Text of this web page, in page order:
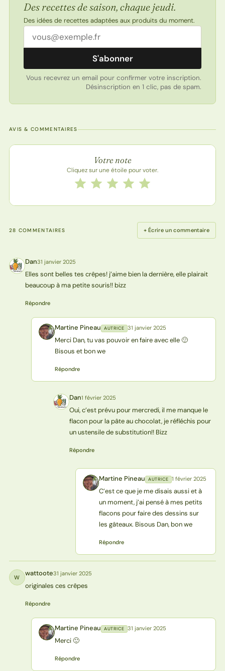
Des recettes de saison, chaque jeudi.
Des idées de recettes adaptées aux produits du moment.
Adresse email
S'abonner
Vous recevrez un email pour confirmer votre inscription.
Désinscription en 1 clic, pas de spam.
AVIS & COMMENTAIRES
Note de la recette
Votre note
Cliquez sur une étoile pour voter.
Notez cette recette de 1 à 5 étoiles
5 étoiles
4 étoiles
3 étoiles
2 étoiles
1 étoile
28 COMMENTAIRES + Écrire un commentaire
D Dan31 janvier 2025
Elles sont belles tes crêpes! j’aime bien la dernière, elle plairait
beaucoup à ma petite souris!! bizz
Répondre
MP Martine Pineau AUTRICE 31 janvier 2025
Merci Dan, tu vas pouvoir en faire avec elle 🙂
Bisous et bon we
Répondre
D Dan1 février 2025
Oui, c’est prévu pour mercredi, il me manque le
flacon pour la pâte au chocolat, je réfléchis pour
un ustensile de substitution!! Bizz
Répondre
MP Martine Pineau AUTRICE 1 février 2025
C’est ce que je me disais aussi et à
un moment, j’ai pensé à mes petits
flacons pour faire des dessins sur
les gâteaux. Bisous Dan, bon we
Répondre
W wattoote31 janvier 2025
originales ces crêpes
Répondre
MP Martine Pineau AUTRICE 31 janvier 2025
Merci 🙂
Répondre